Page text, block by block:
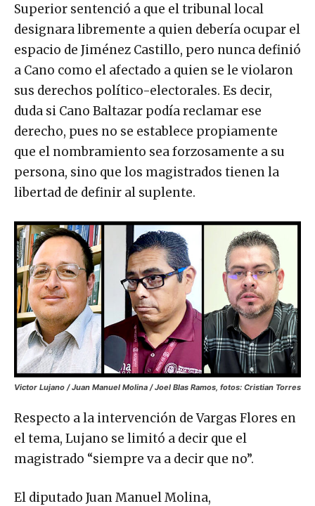
Superior sentenció a que el tribunal local
designara libremente a quien debería ocupar el
espacio de Jiménez Castillo, pero nunca definió
a Cano como el afectado a quien se le violaron
sus derechos político-electorales. Es decir,
duda si Cano Baltazar podía reclamar ese
derecho, pues no se establece propiamente
que el nombramiento sea forzosamente a su
persona, sino que los magistrados tienen la
libertad de definir al suplente.
Victor Lujano / Juan Manuel Molina / Joel Blas Ramos, fotos: Cristian Torres
Respecto a la intervención de Vargas Flores en
el tema, Lujano se limitó a decir que el
magistrado “siempre va a decir que no”.
El diputado Juan Manuel Molina,